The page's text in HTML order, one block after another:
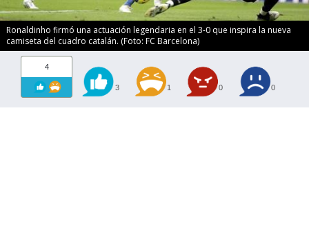
Ronaldinho firmó una actuación legendaria en el 3-0 que inspira la nueva
camiseta del cuadro catalán. (Foto: FC Barcelona)
4
3 1 0 0